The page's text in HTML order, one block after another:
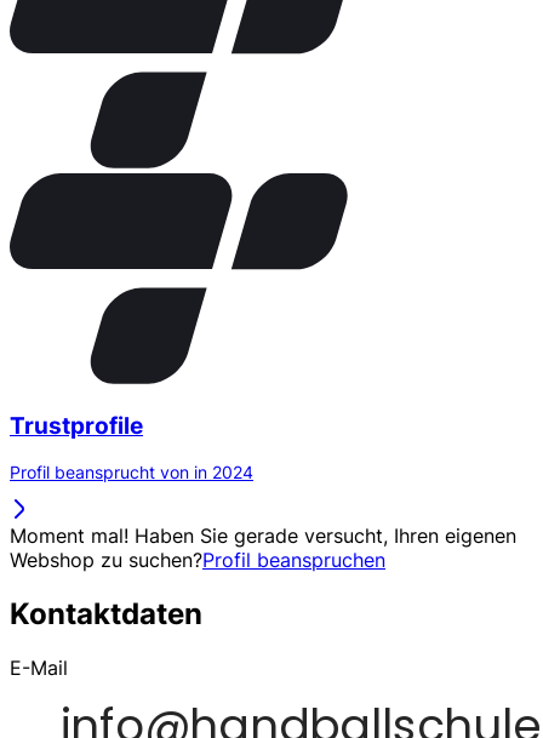
Trustprofile
Profil beansprucht von in 2024
Moment mal! Haben Sie gerade versucht, Ihren eigenen
Webshop zu suchen?Profil beanspruchen
Kontaktdaten
E-Mail